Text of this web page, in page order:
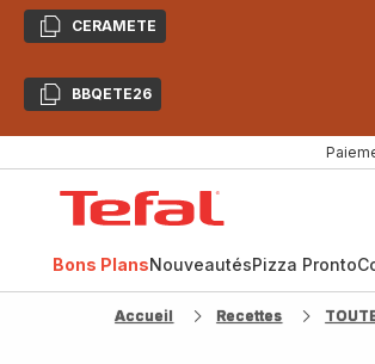
CopierCERAMETE
CopierBBQETE26
Bons PlansNouveautésPizza Pronto
Accueil Recettes